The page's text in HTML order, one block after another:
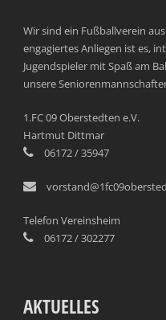
Wir sind ein Fußballverein
engagiertes Anliegen ist es,
Jugendspieler mit Spaß am
unsere
1.FC 09 Oberstedten e.V.
Hartmut Dittmar
06172 / 35947
Telefon Vereinsheim
06172 / 302277
AKTUELLES